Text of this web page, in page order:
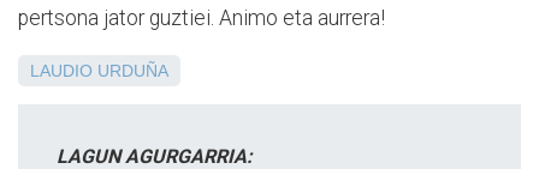
pertsona jator guztiei. Animo eta aurrera!
LAUDIO URDUÑA
LAGUN AGURGARRIA: